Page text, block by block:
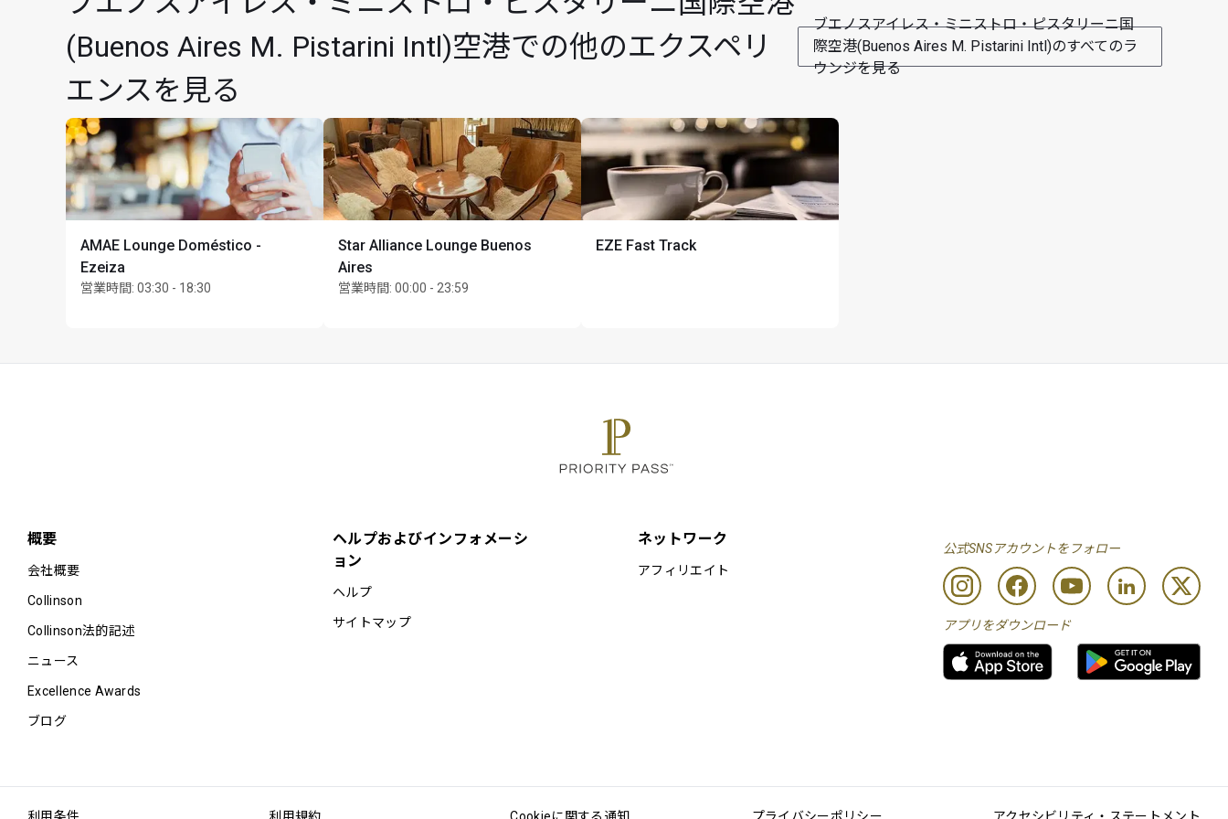
(Buenos Aires M. Pistarini Intl)空港での他のエクスペリ
エンスを見る
ブエノスアイレス・ミニストロ・ピスタリーニ国
際空港(Buenos Aires M. Pistarini Intl)のすべてのラ
ウンジを見る
AMAE Lounge Doméstico -
Ezeiza
営業時間: 03:30 - 18:30
Star Alliance Lounge Buenos
Aires
営業時間: 00:00 - 23:59
EZE Fast Track
概要
会社概要
Collinson
Collinson法的記述
ニュース
Excellence Awards
ブログ
ヘルプおよびインフォメーシ
ョン
ヘルプ
サイトマップ
ネットワーク
アフィリエイト
公式SNSアカウントをフォロー
アプリをダウンロード